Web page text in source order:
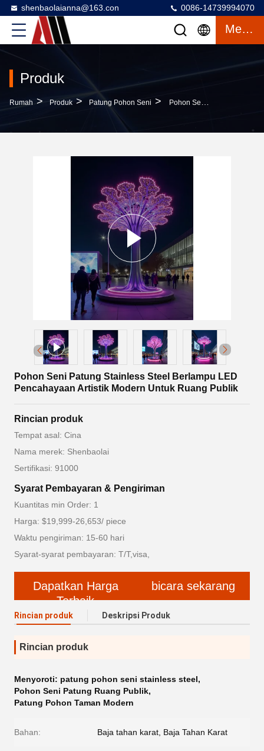
shenbaolaianna@163.con 0086-14739994070
Mengobrol
Produk
Rumah > Produk > Patung Pohon Seni > Pohon Seni Patung Stainless Steel Berlampu LED Pencahayaan Artistik Modern Untuk Ruang Publik
Pohon Seni Patung Stainless Steel Berlampu LED
Pencahayaan Artistik Modern Untuk Ruang Publik
Rincian produk
Tempat asal: Cina
Nama merek: Shenbaolai
Sertifikasi: 91000
Syarat Pembayaran & Pengiriman
Kuantitas min Order: 1
Harga: $19,999-26,653/ piece
Waktu pengiriman: 15-60 hari
Syarat-syarat pembayaran: T/T,visa,
Dapatkan Harga
Terbaik
bicara sekarang
Rincian produk Deskripsi Produk
Rincian produk
Menyoroti: patung pohon seni stainless steel,
Pohon Seni Patung Ruang Publik,
Patung Pohon Taman Modern
Bahan: Baja tahan karat, Baja Tahan Karat